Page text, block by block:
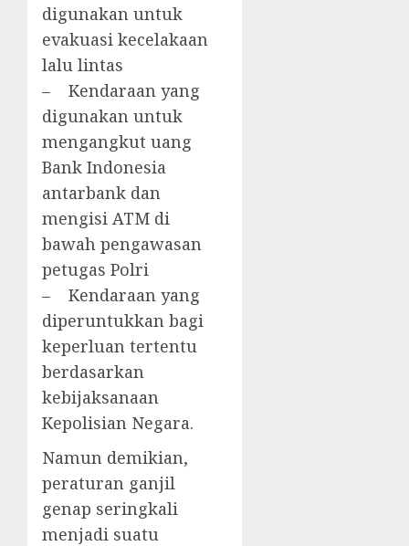
digunakan untuk
evakuasi kecelakaan
lalu lintas
– Kendaraan yang
digunakan untuk
mengangkut uang
Bank Indonesia
antarbank dan
mengisi ATM di
bawah pengawasan
petugas Polri
– Kendaraan yang
diperuntukkan bagi
keperluan tertentu
berdasarkan
kebijaksanaan
Kepolisian Negara.
Namun demikian,
peraturan ganjil
genap seringkali
menjadi suatu